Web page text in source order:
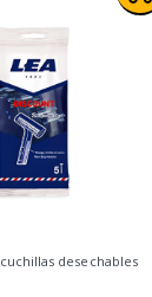
desechables